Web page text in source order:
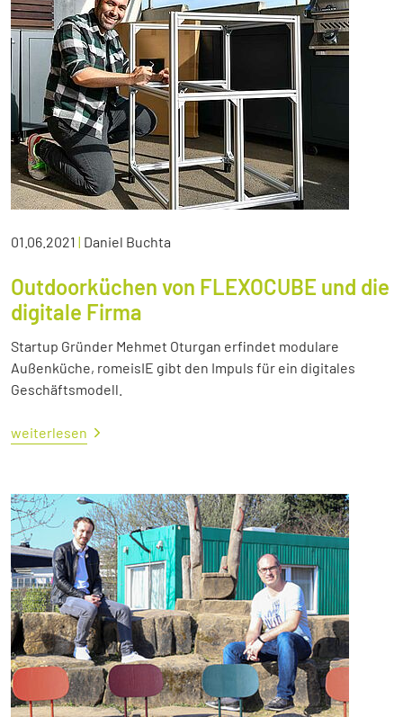
01.06.2021 | Daniel Buchta
Outdoorküchen von FLEXOCUBE und die
digitale Firma
Startup Gründer Mehmet Oturgan erfindet modulare
Außenküche, romeisIE gibt den Impuls für ein digitales
Geschäftsmodell.
weiterlesen